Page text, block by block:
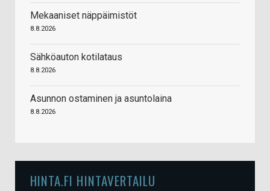
Mekaaniset näppäimistöt
8.8.2026
Sähköauton kotilataus
8.8.2026
Asunnon ostaminen ja asuntolaina
8.8.2026
HINTA.FI HINTAVERTAILU